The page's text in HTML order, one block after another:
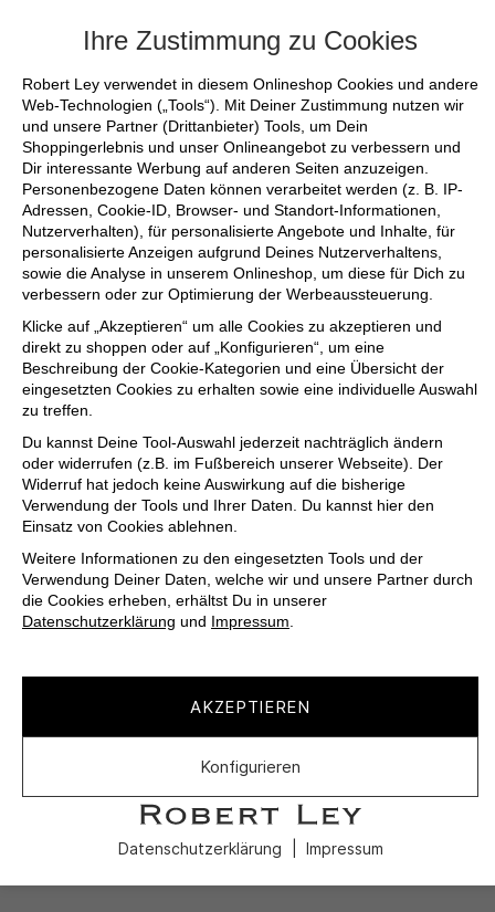
Ihre Zustimmung zu Cookies
Robert Ley verwendet in diesem Onlineshop Cookies und andere
Web-Technologien („Tools“). Mit Deiner Zustimmung nutzen wir
und unsere Partner (Drittanbieter) Tools, um Dein
Shoppingerlebnis und unser Onlineangebot zu verbessern und
Dir interessante Werbung auf anderen Seiten anzuzeigen.
Personenbezogene Daten können verarbeitet werden (z. B. IP-
Adressen, Cookie-ID, Browser- und Standort-Informationen,
Nutzerverhalten), für personalisierte Angebote und Inhalte, für
personalisierte Anzeigen aufgrund Deines Nutzerverhaltens,
sowie die Analyse in unserem Onlineshop, um diese für Dich zu
verbessern oder zur Optimierung der Werbeaussteuerung.
Klicke auf „Akzeptieren“ um alle Cookies zu akzeptieren und
direkt zu shoppen oder auf „Konfigurieren“, um eine
Beschreibung der Cookie-Kategorien und eine Übersicht der
eingesetzten Cookies zu erhalten sowie eine individuelle Auswahl
zu treffen.
Du kannst Deine Tool-Auswahl jederzeit nachträglich ändern
oder widerrufen (z.B. im Fußbereich unserer Webseite). Der
Widerruf hat jedoch keine Auswirkung auf die bisherige
Verwendung der Tools und Ihrer Daten. Du kannst hier den
Einsatz von Cookies ablehnen.
Weitere Informationen zu den eingesetzten Tools und der
Verwendung Deiner Daten, welche wir und unsere Partner durch
die Cookies erheben, erhältst Du in unserer
Datenschutzerklärung und Impressum.
AKZEPTIEREN
Konfigurieren
Datenschutzerklärung Impressum